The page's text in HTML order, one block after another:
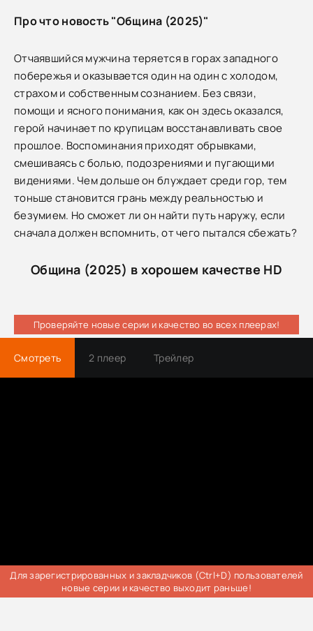
Про что новость "Община (2025)"
Отчаявшийся мужчина теряется в горах западного
побережья и оказывается один на один с холодом,
страхом и собственным сознанием. Без связи,
помощи и ясного понимания, как он здесь оказался,
герой начинает по крупицам восстанавливать свое
прошлое. Воспоминания приходят обрывками,
смешиваясь с болью, подозрениями и пугающими
видениями. Чем дольше он блуждает среди гор, тем
тоньше становится грань между реальностью и
безумием. Но сможет ли он найти путь наружу, если
сначала должен вспомнить, от чего пытался сбежать?
Община (2025) в хорошем качестве HD
Проверяйте новые серии и качество во всех плеерах!
Смотреть 2 плеер Трейлер
Для зарегистрированных и закладчиков (Ctrl+D) пользователей
новые серии и качество выходит раньше!